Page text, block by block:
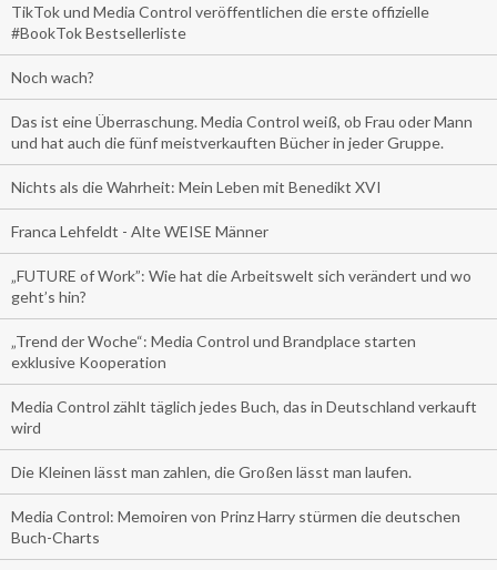
TikTok und Media Control veröffentlichen die erste offizielle
#BookTok Bestsellerliste
Noch wach?
Das ist eine Überraschung. Media Control weiß, ob Frau oder Mann
und hat auch die fünf meistverkauften Bücher in jeder Gruppe.
Nichts als die Wahrheit: Mein Leben mit Benedikt XVI
Franca Lehfeldt - Alte WEISE Männer
„FUTURE of Work”: Wie hat die Arbeitswelt sich verändert und wo
geht’s hin?
„Trend der Woche“: Media Control und Brandplace starten
exklusive Kooperation
Media Control zählt täglich jedes Buch, das in Deutschland verkauft
wird
Die Kleinen lässt man zahlen, die Großen lässt man laufen.
Media Control: Memoiren von Prinz Harry stürmen die deutschen
Buch-Charts